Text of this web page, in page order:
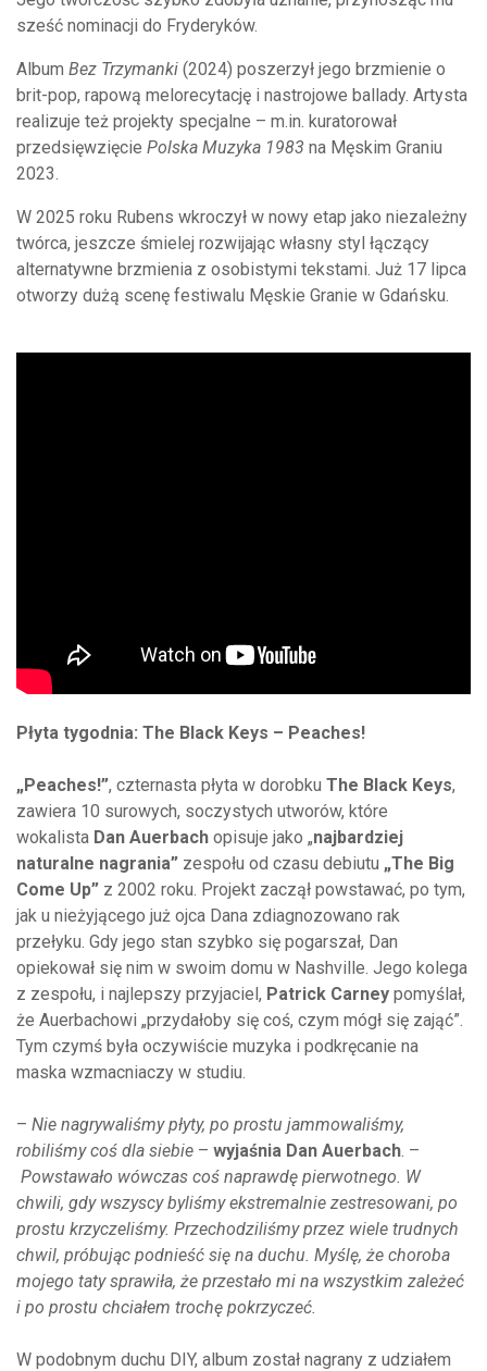
sześć nominacji do Fryderyków.
Album Bez Trzymanki (2024) poszerzył jego brzmienie o
brit-pop, rapową melorecytację i nastrojowe ballady. Artysta
realizuje też projekty specjalne – m.in. kuratorował
przedsięwzięcie Polska Muzyka 1983 na Męskim Graniu
2023.
W 2025 roku Rubens wkroczył w nowy etap jako niezależny
twórca, jeszcze śmielej rozwijając własny styl łączący
alternatywne brzmienia z osobistymi tekstami. Już 17 lipca
otworzy dużą scenę festiwalu Męskie Granie w Gdańsku.
Płyta tygodnia: The Black Keys – Peaches!
„Peaches!”, czternasta płyta w dorobku The Black Keys,
zawiera 10 surowych, soczystych utworów, które
wokalista Dan Auerbach opisuje jako „najbardziej
naturalne nagrania” zespołu od czasu debiutu „The Big
Come Up” z 2002 roku. Projekt zaczął powstawać, po tym,
jak u nieżyjącego już ojca Dana zdiagnozowano rak
przełyku. Gdy jego stan szybko się pogarszał, Dan
opiekował się nim w swoim domu w Nashville. Jego kolega
z zespołu, i najlepszy przyjaciel, Patrick Carney pomyślał,
że Auerbachowi „przydałoby się coś, czym mógł się zająć”.
Tym czymś była oczywiście muzyka i podkręcanie na
maska wzmacniaczy w studiu.
– Nie nagrywaliśmy płyty, po prostu jammowaliśmy,
robiliśmy coś dla siebie – wyjaśnia Dan Auerbach . –
Powstawało wówczas coś naprawdę pierwotnego. W
chwili, gdy wszyscy byliśmy ekstremalnie zestresowani, po
prostu krzyczeliśmy. Przechodziliśmy przez wiele trudnych
chwil, próbując podnieść się na duchu. Myślę, że choroba
mojego taty sprawiła, że przestało mi na wszystkim zależeć
i po prostu chciałem trochę pokrzyczeć.
W podobnym duchu DIY, album został nagrany z udziałem